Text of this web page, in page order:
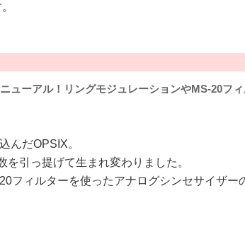
ーアル！リングモジュレーションやMS-20フ
んだOPSIX。
引っ提げて生まれ変わりました。
フィルターを使ったアナログシンセサイザー